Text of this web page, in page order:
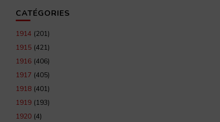
CATÉGORIES
1914 (201)
1915 (421)
1916 (406)
1917 (405)
1918 (401)
1919 (193)
1920 (4)